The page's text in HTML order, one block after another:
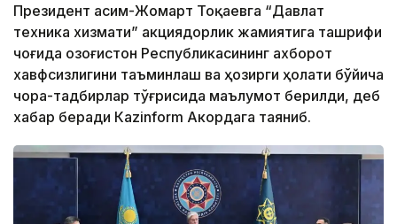
Президент Қасим-Жомарт Тоқаевга “Давлат
техника хизмати” акциядорлик жамиятига ташрифи
чоғида Қозоғистон Республикасининг ахборот
хавфсизлигини таъминлаш ва ҳозирги ҳолати бўйича
чора-тадбирлар тўғрисида маълумот берилди, деб
хабар беради Каzinform Акордага таяниб.